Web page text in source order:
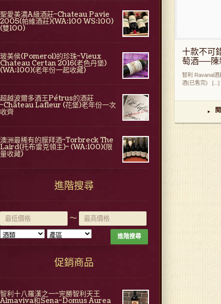
聖愛美濃A級酒莊~Chateau Pavie
2005(帕維酒莊)(WA:100 WS:100)
(雙100)
玻美侯(Pomerol)的珍珠~Vieux
Chateau Certan 2016(老色丹堡)
(WA:100)(老年份一起收藏)
超越波爾多酒王Pétrus的酒莊
~Château Lafleur (花堡)老年份一次
收齊
澳洲最稀有的膜拜酒~Torbreck The
Laird(托布雷克領主)~ (WA:100)(限
量收藏)
進階搜尋
~
進階搜尋
促銷商品
智利十八羅漢之一~完勝智利天王
Almaviva和Sena~Domus Aurea
十款不可
萄酒──陳
智利 Ravanal
酒(已售完) [...]
▸